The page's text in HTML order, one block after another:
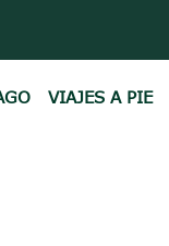
VIAJES A PIE